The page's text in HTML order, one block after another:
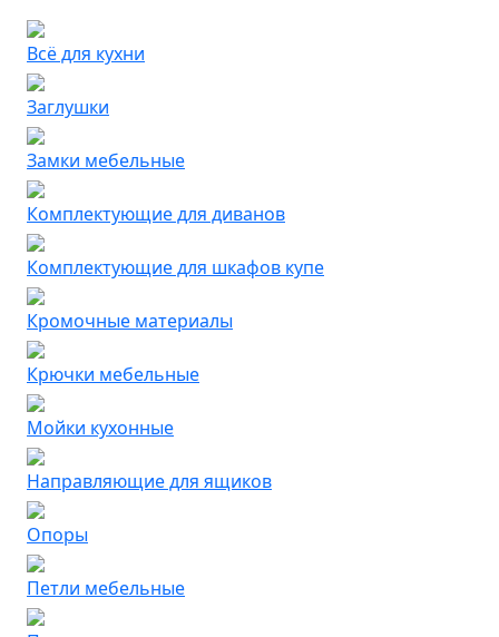
Всё для кухни
Заглушки
Замки мебельные
Комплектующие для диванов
Комплектующие для шкафов купе
Кромочные материалы
Крючки мебельные
Мойки кухонные
Направляющие для ящиков
Опоры
Петли мебельные